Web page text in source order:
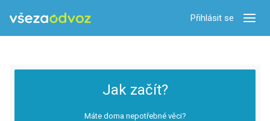
Přihlásit se
Jak začít?
Máte doma nepotřebné věci?